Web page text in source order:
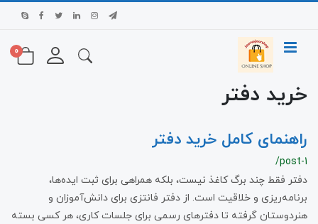
0
خرید دفتر
راهنمای کامل خرید دفتر
/post-1
دفتر فقط چند برگ کاغذ نیست، بلکه همراهی برای ثبت ایده‌ها،
برنامه‌ریزی و خلاقیت است. از دفتر فانتزی برای دانش‌آموزان و
هنردوستان گرفته تا دفترهای رسمی برای جلسات کاری، هر کسی بسته